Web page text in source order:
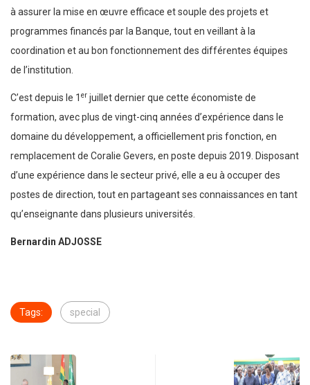
à assurer la mise en œuvre efficace et souple des projets et
programmes financés par la Banque, tout en veillant à la
coordination et au bon fonctionnement des différentes équipes
de l’institution.
C’est depuis le 1 er juillet dernier que cette économiste de
formation, avec plus de vingt-cinq années d’expérience dans le
domaine du développement, a officiellement pris fonction, en
remplacement de Coralie Gevers, en poste depuis 2019. Disposant
d’une expérience dans le secteur privé, elle a eu à occuper des
postes de direction, tout en partageant ses connaissances en tant
qu’enseignante dans plusieurs universités.
Bernardin ADJOSSE
Tags: special